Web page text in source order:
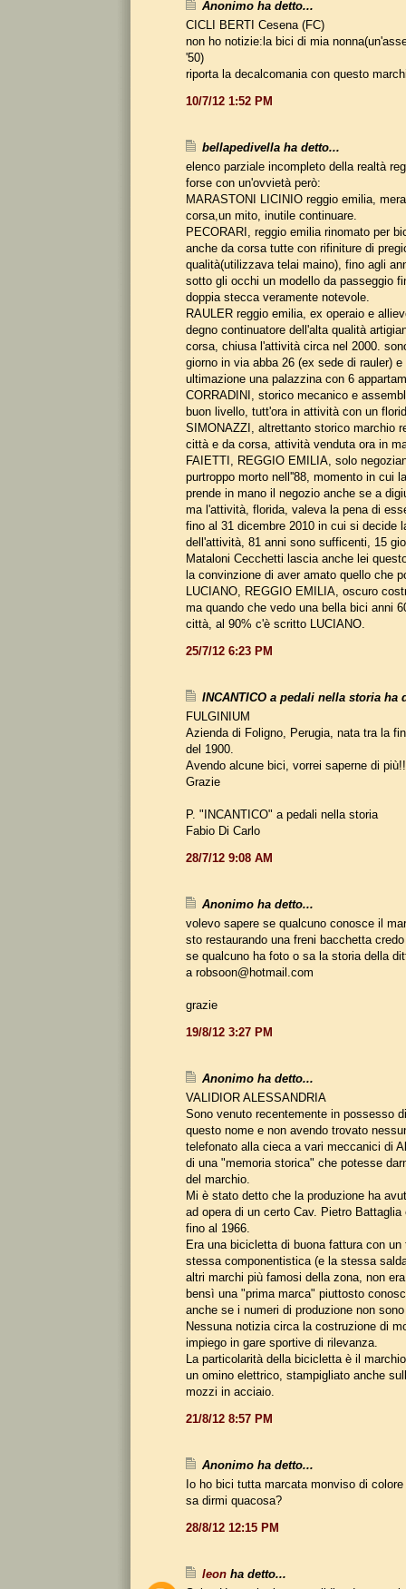
Anonimo ha detto...
CICLI BERTI Cesena (FC)
non ho notizie:la bici di mia
'50)
riporta la decalcomania con questo
10/7/12 1:52 PM
bellapedivella ha detto...
elenco parziale incompleto della realtà
forse con un'ovvietà però:
MARASTONI LICINIO reggio emilia,
corsa,un mito, inutile continuare.
PECORARI, reggio emilia rinomato per
anche da corsa tutte con rifiniture di
qualità(utilizzava telai maino), fino agli
sotto gli occhi un modello da passeggio
doppia stecca veramente notevole.
RAULER reggio emilia, ex operaio e
degno continuatore dell'alta qualità
corsa, chiusa l'attività circa nel 2000.
giorno in via abba 26 (ex sede di rauler)
ultimazione una palazzina con 6
CORRADINI, storico mecanico e
buon livello, tutt'ora in attività con un
SIMONAZZI, altrettanto storico marchio
città e da corsa, attività venduta ora in
FAIETTI, REGGIO EMILIA, solo
purtroppo morto nell''88, momento in cui
prende in mano il negozio anche se a
ma l'attività, florida, valeva la pena di
fino al 31 dicembre 2010 in cui si decide
dell'attività, 81 anni sono sufficenti, 15
Mataloni Cecchetti lascia anche lei
la convinzione di aver amato quello che
LUCIANO, REGGIO EMILIA, oscuro
ma quando che vedo una bella bici anni
città, al 90% c'è scritto LUCIANO.
25/7/12 6:23 PM
INCANTICO a pedali nella storia ha
FULGINIUM
Azienda di Foligno, Perugia, nata tra la
del 1900.
Avendo alcune bici, vorrei saperne di
Grazie
P. "INCANTICO" a pedali nella storia
Fabio Di Carlo
28/7/12 9:08 AM
Anonimo ha detto...
volevo sapere se qualcuno conosce il
sto restaurando una freni bacchetta
se qualcuno ha foto o sa la storia della
a robsoon@hotmail.com
grazie
19/8/12 3:27 PM
Anonimo ha detto...
VALIDIOR ALESSANDRIA
Sono venuto recentemente in possesso
questo nome e non avendo trovato
telefonato alla cieca a vari meccanici di
di una "memoria storica" che potesse
del marchio.
Mi è stato detto che la produzione ha
ad opera di un certo Cav. Pietro Battaglia
fino al 1966.
Era una bicicletta di buona fattura con
stessa componentistica (e la stessa
altri marchi più famosi della zona, non
bensì una "prima marca" piuttosto
anche se i numeri di produzione non
Nessuna notizia circa la costruzione di
impiego in gare sportive di rilevanza.
La particolarità della bicicletta è il
un omino elettrico, stampigliato anche
mozzi in acciaio.
21/8/12 8:57 PM
Anonimo ha detto...
Io ho bici tutta marcata monviso di
sa dirmi quacosa?
28/8/12 12:15 PM
leon ha detto...